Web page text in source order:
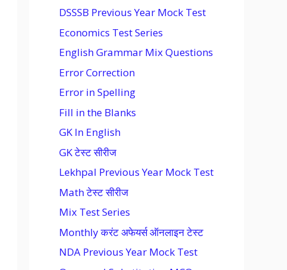
DSSSB Previous Year Mock Test
Economics Test Series
English Grammar Mix Questions
Error Correction
Error in Spelling
Fill in the Blanks
GK In English
GK टेस्ट सीरीज
Lekhpal Previous Year Mock Test
Math टेस्ट सीरीज
Mix Test Series
Monthly करंट अफेयर्स ऑनलाइन टेस्ट
NDA Previous Year Mock Test